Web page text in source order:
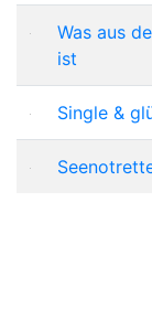
Was aus
ist
Single &